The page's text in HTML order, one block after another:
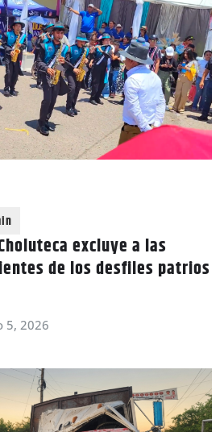
excluye a las
de los desfiles patrios
5, 2026